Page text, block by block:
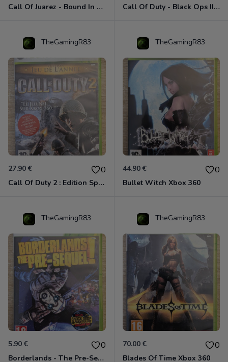
Call Of Juarez - Bound In Blood Xbox 360 Call Of Duty - Black Ops II Xbox 360
TheGamingR83
27.90 € 0
Call Of Duty 2 : Edition Spéciale Xbox 360 GOTY
TheGamingR83
44.90 € 0
Bullet Witch Xbox 360
TheGamingR83
5.90 € 0
Borderlands - The Pre-Sequel ! Xbox 360
TheGamingR83
70.00 € 0
Blades Of Time Xbox 360